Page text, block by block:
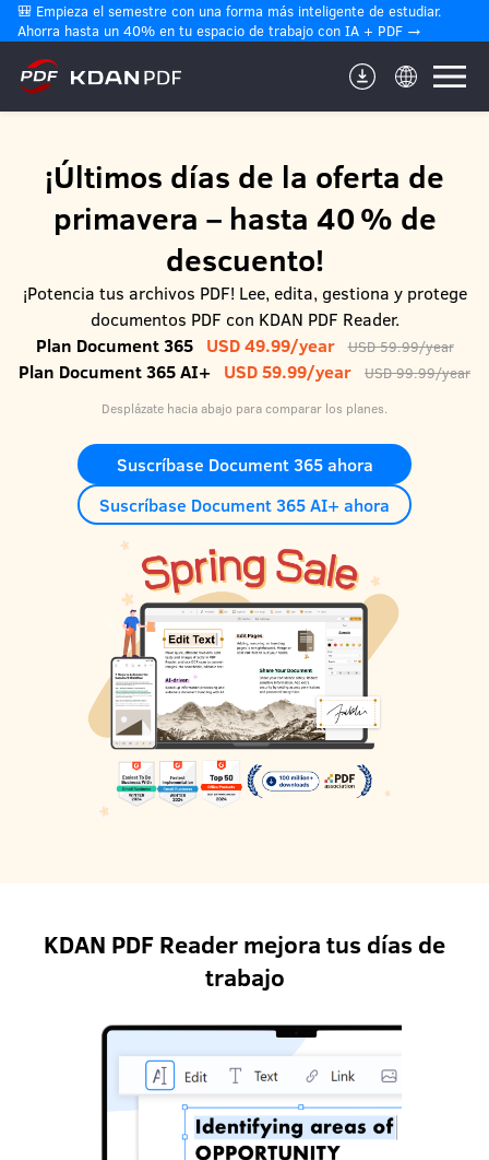
🎒 Empieza el semestre con una forma más inteligente de estudiar.
Ahorra hasta un 40% en tu espacio de trabajo con IA + PDF →
¡Últimos días de la oferta de
primavera – hasta 40 % de
descuento!
¡Potencia tus archivos PDF! Lee, edita, gestiona y protege
documentos PDF con KDAN PDF Reader.
Plan Document 365
USD 49.99/year USD 59.99/year
Plan Document 365 AI+ USD 59.99/year USD 99.99/year
Desplázate hacia abajo para comparar los planes.
Suscríbase Document 365 ahora
Suscríbase Document 365 AI+ ahora
KDAN PDF Reader mejora tus días de
trabajo